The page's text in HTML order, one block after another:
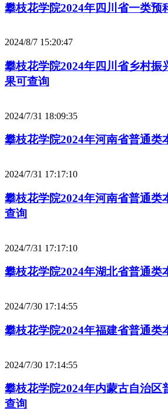
攀枝花学院2024年四川省一类预
2024/8/7 15:20:47
攀枝花学院2024年四川省乡村振
果可查询
2024/7/31 18:09:35
攀枝花学院2024年河南省普通类
2024/7/31 17:17:10
攀枝花学院2024年河南省普通类
查询
2024/7/31 17:17:10
攀枝花学院2024年湖北省普通类
2024/7/30 17:14:55
攀枝花学院2024年福建省普通类
2024/7/30 17:14:55
攀枝花学院2024年内蒙古自治区
查询